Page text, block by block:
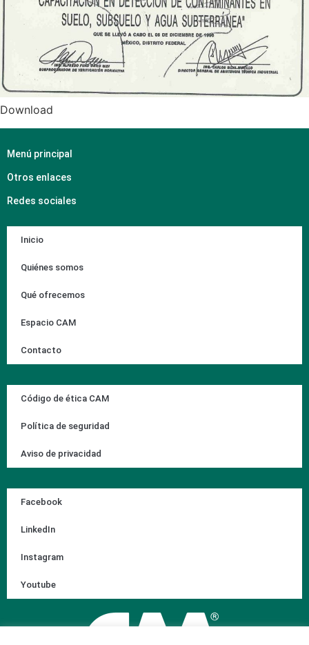
Download
Menú principal
Otros enlaces
Redes sociales
Inicio
Quiénes somos
Qué ofrecemos
Espacio CAM
Contacto
Código de ética CAM
Política de seguridad
Aviso de privacidad
Facebook
LinkedIn
Instagram
Youtube